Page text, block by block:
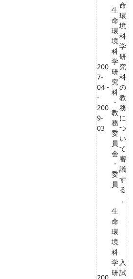
200
7-
04 -
-
200
9-
03
生
命
環
境
科
学
研
究
科
・
教
務
委
員
会
・
委
員
命
環
境
科
学
研
究
科
の
教
務
に
つ
い
て
審
議
す
る
．
生
命
環
境
科
学
研
入
試